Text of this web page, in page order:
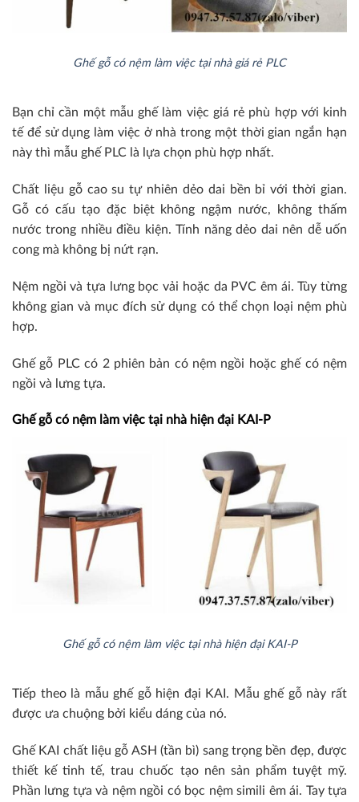
Ghế gỗ có nệm làm việc tại nhà giá rẻ PLC
Bạn chỉ cần một mẫu ghế làm việc giá rẻ phù hợp với kinh
tế để sử dụng làm việc ở nhà trong một thời gian ngắn hạn
này thì mẫu ghế PLC là lựa chọn phù hợp nhất.
Chất liệu gỗ cao su tự nhiên dẻo dai bền bỉ với thời gian.
Gỗ có cấu tạo đặc biệt không ngậm nước, không thấm
nước trong nhiều điều kiện. Tính năng dẻo dai nên dễ uốn
cong mà không bị nứt rạn.
Nệm ngồi và tựa lưng bọc vải hoặc da PVC êm ái. Tùy từng
không gian và mục đích sử dụng có thể chọn loại nệm phù
hợp.
Ghế gỗ PLC có 2 phiên bản có nệm ngồi hoặc ghế có nệm
ngồi và lưng tựa.
Ghế gỗ có nệm làm việc tại nhà hiện đại KAI-P
Ghế gỗ có nệm làm việc tại nhà hiện đại KAI-P
Tiếp theo là mẫu ghế gỗ hiện đại KAI. Mẫu ghế gỗ này rất
được ưa chuộng bởi kiểu dáng của nó.
Ghế KAI chất liệu gỗ ASH (tần bì) sang trọng bền đẹp, được
thiết kế tinh tế, trau chuốc tạo nên sản phẩm tuyệt mỹ.
Phần lưng tựa và nệm ngồi có bọc nệm simili êm ái. Tay tựa